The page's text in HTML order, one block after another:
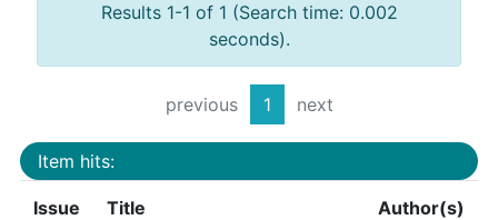
Results 1-1 of 1 (Search time: 0.002
seconds).
previous 1 next
Item hits:
Issue
Title Author(s)